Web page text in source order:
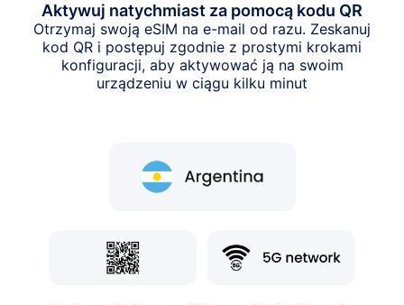
Aktywuj natychmiast za pomocą kodu QR
Otrzymaj swoją eSIM na e-mail od razu. Zeskanuj
kod QR i postępuj zgodnie z prostymi krokami
konfiguracji, aby aktywować ją na swoim
urządzeniu w ciągu kilku minut